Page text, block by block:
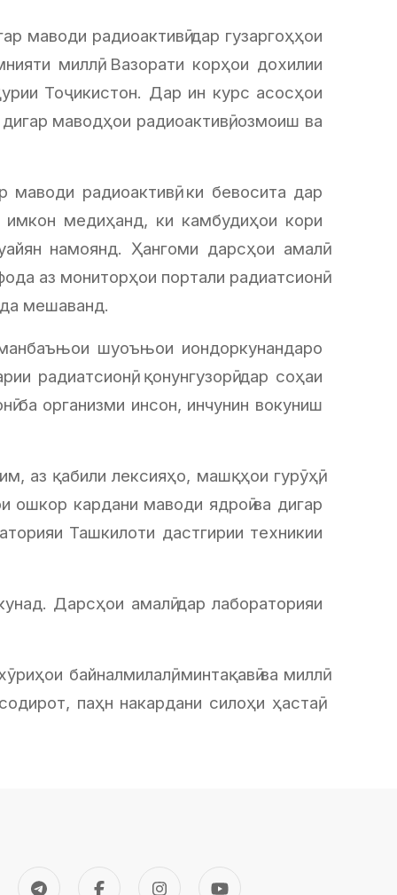
маводи радиоактивӣ дар гузаргоҳҳои
миллӣ, Вазорати корҳои дохилии
Тоҷикистон. Дар ин курс асосҳои
маводҳои радиоактивӣ, озмоиш ва
радиоактивӣ, ки бевосита дар
имкон медиҳанд, ки камбудиҳои кори
намоянд. Ҳангоми дарсҳои амалӣ
аз мониторҳои портали радиатсионӣ
мешаванд.
шуоъњои иондоркунандаро
радиатсионӣ, қонунгузорӣ дар соҳаи
ба организми инсон, инчунин вокуниш
аз қабили лексияҳо, машқҳои гурӯҳӣ,
кардани маводи ядроӣ ва дигар
Ташкилоти дастгирии техникии
Дарсҳои амалӣ дар лабораторияи
байналмилалӣ, минтақавӣ ва миллӣ
паҳн накардани силоҳи ҳастаӣ,